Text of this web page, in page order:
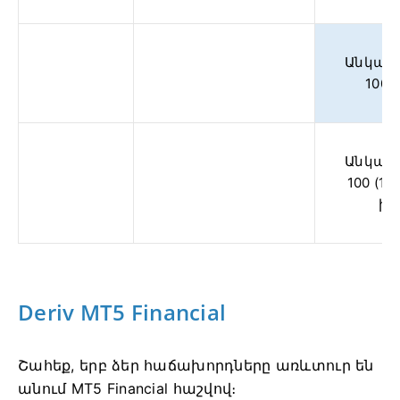
100
100 (1
Deriv MT5 Financial
Շահեք, երբ ձեր հաճախորդները առևտուր են
անում MT5 Financial հաշվով։